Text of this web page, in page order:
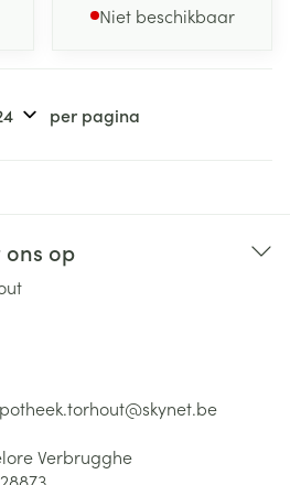
Niet beschikbaar
per pagina
op
skynet.be
Verbrugghe